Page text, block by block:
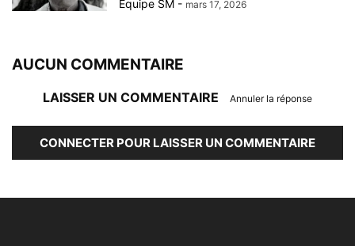
Equipe SM - mars 17, 2026
AUCUN COMMENTAIRE
LAISSER UN COMMENTAIRE Annuler la réponse
CONNECTER POUR LAISSER UN COMMENTAIRE